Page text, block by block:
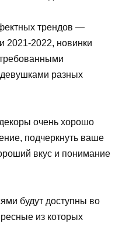
трендов —
2021-2022, новинки
разных
очень хорошо
подчеркнуть ваше
вкус и понимание
будут доступны во
из которых